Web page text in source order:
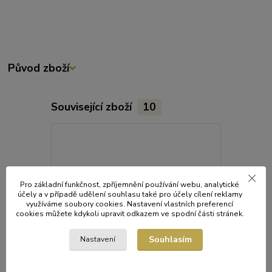
Původ zboží
Související zboží 10
Pro základní funkčnost, zpříjemnění používání webu, analytické
účely a v případě udělení souhlasu také pro účely cílení reklamy
využíváme soubory cookies. Nastavení vlastních preferencí
cookies můžete kdykoli upravit odkazem ve spodní části stránek.
Nastavení Souhlasím